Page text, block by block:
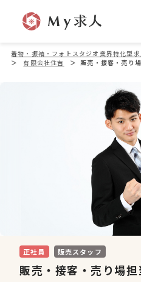
着物・振袖・フォトスタジオ業界特化型求
＞
有限会社住吉 ＞ 販売・接客・売り
正社員 販売スタッフ
販売・接客・売り場担